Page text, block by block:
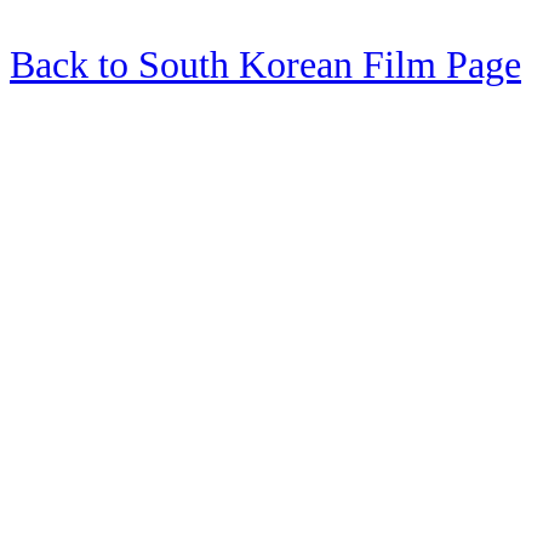
Back to South Korean Film Page